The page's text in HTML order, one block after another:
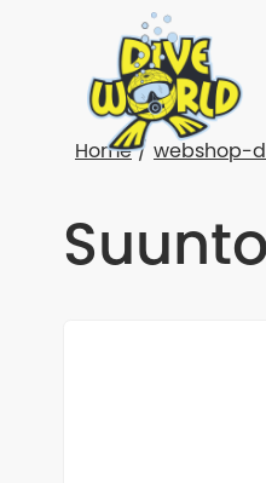
Home webshop-